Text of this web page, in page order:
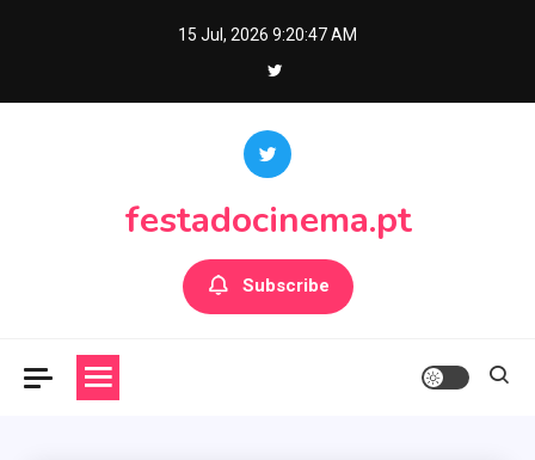
15 Jul, 2026 9:20:49 AM
festadocinema.pt
Subscribe